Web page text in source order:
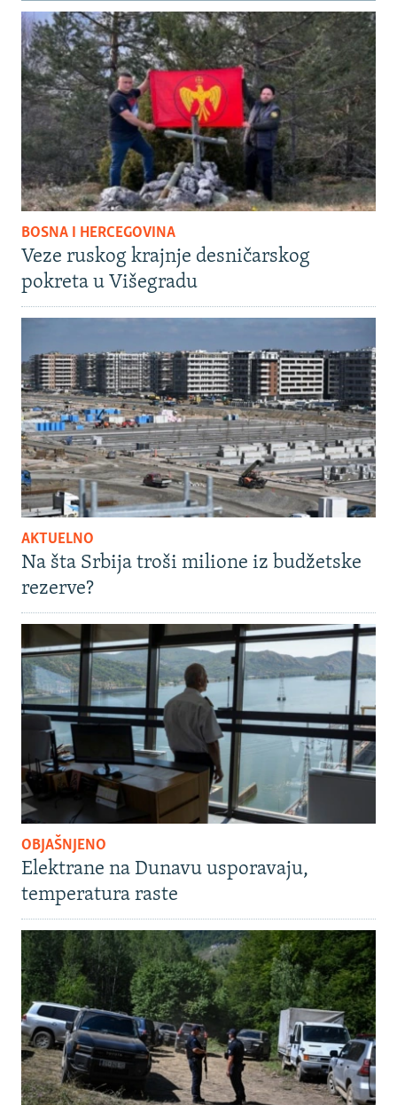
BOSNA I HERCEGOVINA
Veze ruskog krajnje desničarskog
pokreta u Višegradu
AKTUELNO
Na šta Srbija troši milione iz budžetske
rezerve?
OBJAŠNJENO
Elektrane na Dunavu usporavaju,
temperatura raste